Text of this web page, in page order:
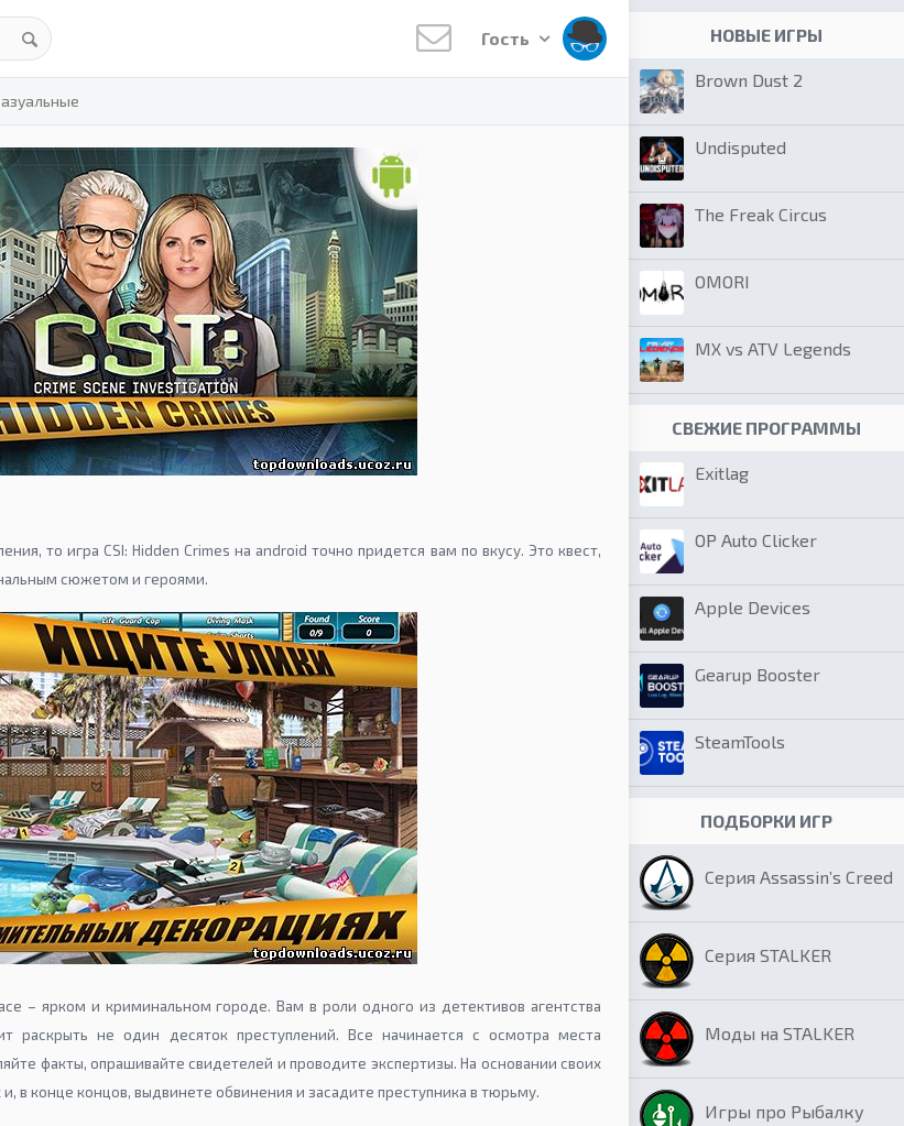
Гость
то игра CSI: Hidden Crimes на android точно придется вам по вкусу. Это квест,
сюжетом и героями.
– ярком и криминальном городе. Вам в роли одного из детективов агентства
раскрыть не один десяток преступлений. Все начинается с осмотра места
факты, опрашивайте свидетелей и проводите экспертизы. На основании своих
в конце концов, выдвинете обвинения и засадите преступника в тюрьму.
НОВЫЕ ИГРЫ
Brown Dust 2
Undisputed
The Freak Circus
OMORI
MX vs ATV Legends
СВЕЖИЕ ПРОГРАММЫ
Exitlag
OP Auto Clicker
Apple Devices
Gearup Booster
SteamTools
ПОДБОРКИ ИГР
Серия Assassin’s Creed
Серия STALKER
Моды на STALKER
Игры про Рыбалку